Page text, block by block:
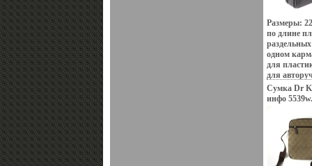
Размеры:
по длине
одном
для
для
на молнии,
карман на
Сумка Dr
инфо 5539w.